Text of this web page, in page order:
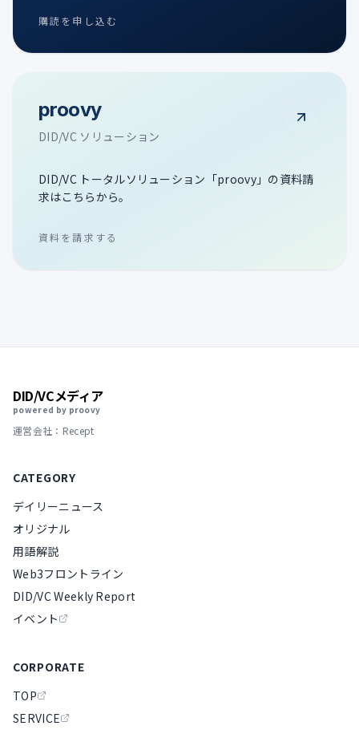
購読を申し込む
proovy
DID/VC ソリューション
DID/VC トータルソリューション「proovy」の資料請
求はこちらから。
資料を請求する
DID/VCメディア
powered by proovy
運営会社：Recept
CATEGORY
デイリーニュース
オリジナル
用語解説
Web3フロントライン
DID/VC Weekly Report
イベント
CORPORATE
TOP
SERVICE